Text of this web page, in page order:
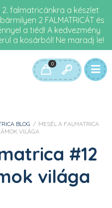
falmatricánkra a készlet
2 FALMATRICÁT és
a tiéd! A kedvezmény
a kosárból! Ne maradj le!
0
BLOG / MESÉL A FALMATRICA
VILÁGA
#12
világa